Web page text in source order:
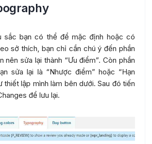
sắc bạn có thể để mặc định hoặc có
sở thích, bạn chỉ cần chú ý đến phần
nên sửa lại thành “Ưu điểm”. Còn phần
sửa lại là “Nhược điểm” hoặc “Hạn
thiết lập mình làm bên dưới. Sau đó tiến
để lưu lại.